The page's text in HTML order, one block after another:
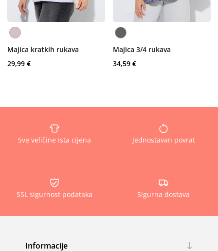
Majica kratkih rukava
29,99 €
Majica 3/4 rukava
34,59 €
Sve veličine ista cijena Jednostavan povrat
SSL sigurnost podataka Sigurna dostava
Informacije